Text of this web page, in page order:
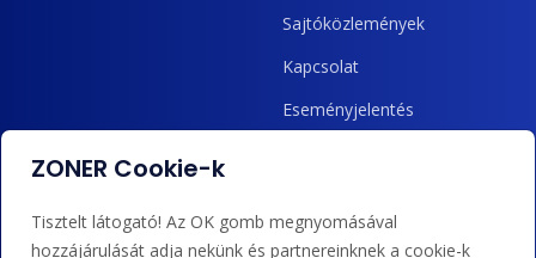
Sajtóközlemények
Kapcsolat
Eseményjelentés
Adminisztráció
Bejelentkezés Súgó
ZONER Cookie-k
Tisztelt látogató! Az OK gomb megnyomásával
hozzájárulását adja nekünk és partnereinknek a cookie-k